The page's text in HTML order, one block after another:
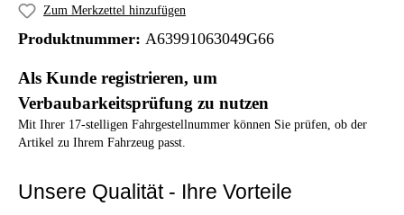
Zum Merkzettel hinzufügen
Produktnummer: A63991063049G66
Als Kunde registrieren, um
Verbaubarkeitsprüfung zu nutzen
Mit Ihrer 17-stelligen Fahrgestellnummer können Sie prüfen, ob der
Artikel zu Ihrem Fahrzeug passt.
Unsere Qualität - Ihre Vorteile